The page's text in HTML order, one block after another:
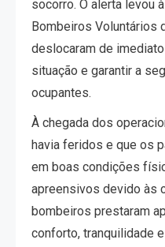
socorro. O alerta levou
Bombeiros Voluntários
deslocaram de
situação e garantir a
ocupantes.
À chegada dos
havia feridos e que os
em boas condições
apreensivos devido às
bombeiros prestaram
conforto, tranquilidade